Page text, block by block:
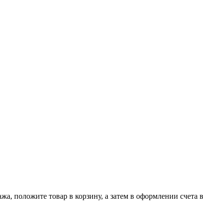
положите товар в корзину, а затем в оформлении счета